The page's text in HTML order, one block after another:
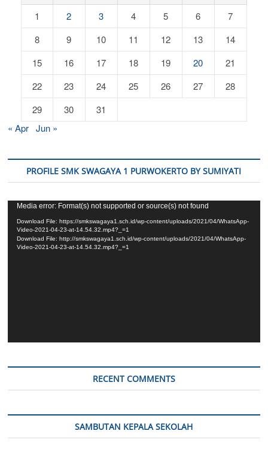
1
2 3 4 5 6
7
8
9 10 11 12 13
14
15
16 17 18 19 20
21
22
23 24 25 26 27
28
29
30
31
« Apr Jun »
PROFILE SMK SWAGAYA 1 PURWOKERTO BY SUMIYATI
Video
Player
Media error: Format(s) not supported or source(s) not found
Download File: https://smkswagaya1.sch.id/wp-content/uploads/2021/04/WhatsApp-
Video-2021-04-23-at-14.54.32.mp4?_=1
Download File: http://smkswagaya1.sch.id/wp-content/uploads/2021/04/WhatsApp-
Video-2021-04-23-at-14.54.32.mp4?_=1
RECENT COMMENTS
SAMBUTAN KEPALA SEKOLAH